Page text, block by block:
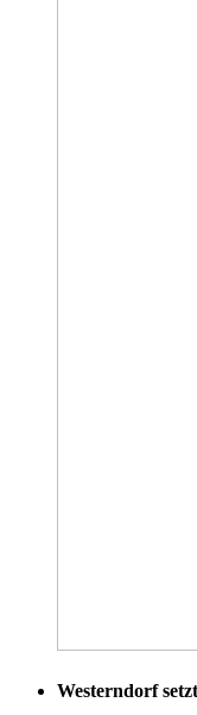
Westerndorf